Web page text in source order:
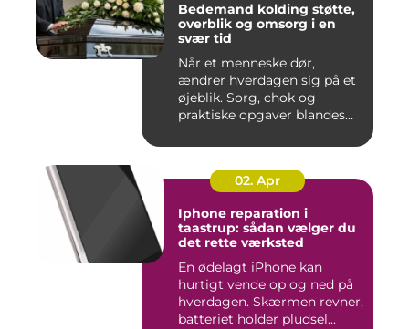
Bedemand kolding støtte,
overblik og omsorg i en
svær tid
Når et menneske dør,
ændrer hverdagen sig på et
øjeblik. Sorg, chok og
praktiske opgaver blandes
02. Apr
Iphone reparation i
taastrup: sådan vælger du
det rette værksted
En ødelagt iPhone kan
hurtigt vende op og ned på
hverdagen. Skærmen revner,
batteriet holder pludsel...